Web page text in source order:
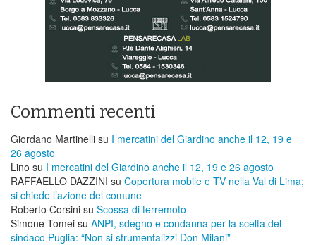
Commenti recenti
Giordano Martinelli su I mercatini del Giardino anche il 12, 19 e
26 agosto
Lino su I mercatini del Giardino anche il 12, 19 e 26 agosto
RAFFAELLO DAZZINI su ​Copertura mobile e TV nella Val di Lima;
si chiede l’azione del comune
Roberto Corsini su Scossa di terremoto
Simone Tomei su ANPI, sdegno e condanna per la scelta del
sindaco Puglia: “Non si strumentalizzi Don Milani”